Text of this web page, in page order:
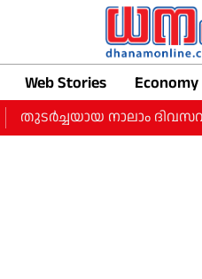
Web Stories Economy
തുടർച്ചയായ നാലാം ദിവസവും